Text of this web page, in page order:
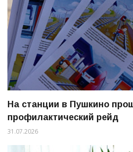
На станции в Пушкино
профилактический рейд
31.07.2026